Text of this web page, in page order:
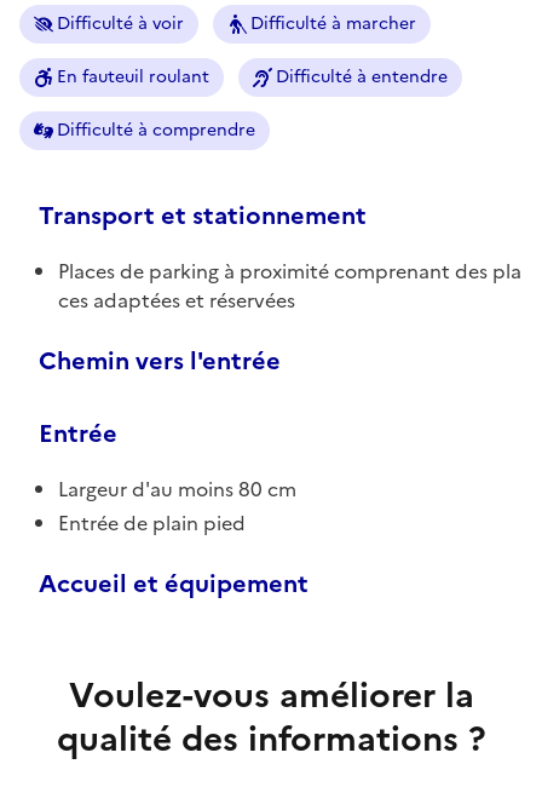
Difficulté à voir Difficulté à marcher
En fauteuil roulant Difficulté à entendre
Difficulté à comprendre
Transport et stationnement
Places de parking à proximité comprenant des pla
ces adaptées et réservées
Chemin vers l'entrée
Entrée
Largeur d'au moins 80 cm
Entrée de plain pied
Accueil et équipement
Voulez-vous améliorer la
qualité des informations ?